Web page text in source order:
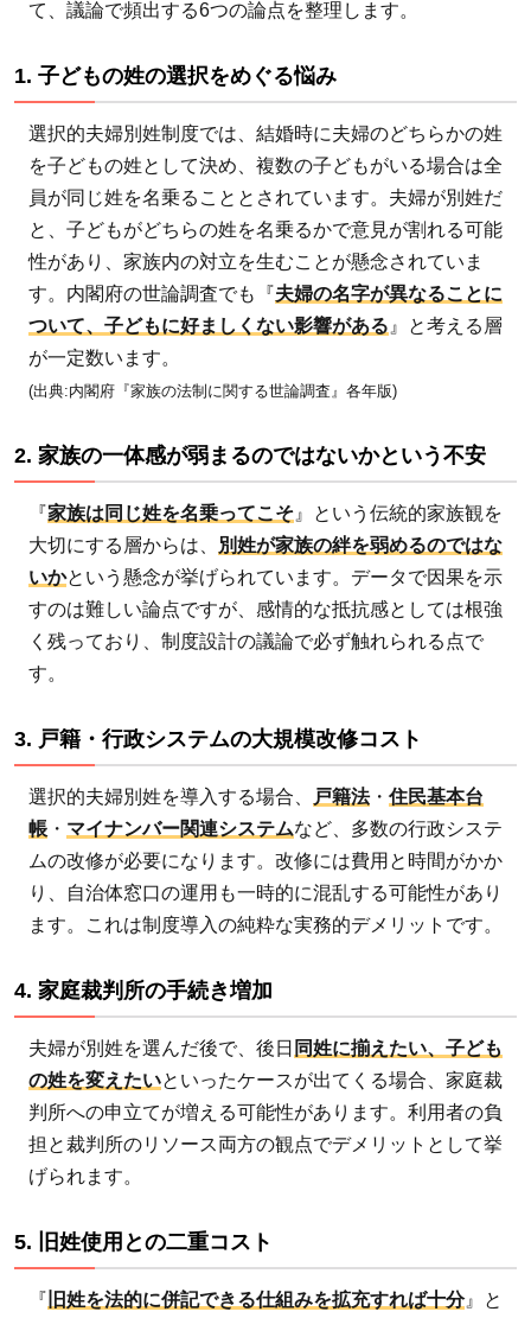
不安
3. 戸
籍・
行政
シス
テム
の大
規模
改修
コス
ト
2.4
庭裁
判所
の手
続き
増加
2.5
5. 旧
の二
重コ
スト
2.6
6. 一
部の
海外
との
接続
の論
点
3
選
択
夫
婦
別
て、議論で頻出する6つの論点を整理します。
1. 子どもの姓の選択をめぐる悩み
選択的夫婦別姓制度では、結婚時に夫婦のどちらかの姓
を子どもの姓として決め、複数の子どもがいる場合は全
員が同じ姓を名乗ることとされています。夫婦が別姓だ
と、子どもがどちらの姓を名乗るかで意見が割れる可能
性があり、家族内の対立を生むことが懸念されていま
す。内閣府の世論調査でも『夫婦の名字が異なることに
ついて、子どもに好ましくない影響がある 』と考える層
が一定数います。
(出典:内閣府『家族の法制に関する世論調査』各年版)
2. 家族の一体感が弱まるのではないかという不安
『家族は同じ姓を名乗ってこそ 』という伝統的家族観を
大切にする層からは、
別姓が家族の絆を弱めるのではな
いかという懸念が挙げられています。データで因果を示
すのは難しい論点ですが、感情的な抵抗感としては根強
く残っており、制度設計の議論で必ず触れられる点で
す。
3. 戸籍・行政システムの大規模改修コスト
選択的夫婦別姓を導入する場合、 戸籍法・ 住民基本台
帳 ・ マイナンバー関連システムなど、多数の行政システ
ムの改修が必要になります。改修には費用と時間がかか
り、自治体窓口の運用も一時的に混乱する可能性があり
ます。これは制度導入の純粋な実務的デメリットです。
4. 家庭裁判所の手続き増加
夫婦が別姓を選んだ後で、後日 同姓に揃えたい、子ども
の姓を変えたいといったケースが出てくる場合、家庭裁
判所への申立てが増える可能性があります。利用者の負
担と裁判所のリソース両方の観点でデメリットとして挙
げられます。
5. 旧姓使用との二重コスト
『 旧姓を法的に併記できる仕組みを拡充すれば十分』と